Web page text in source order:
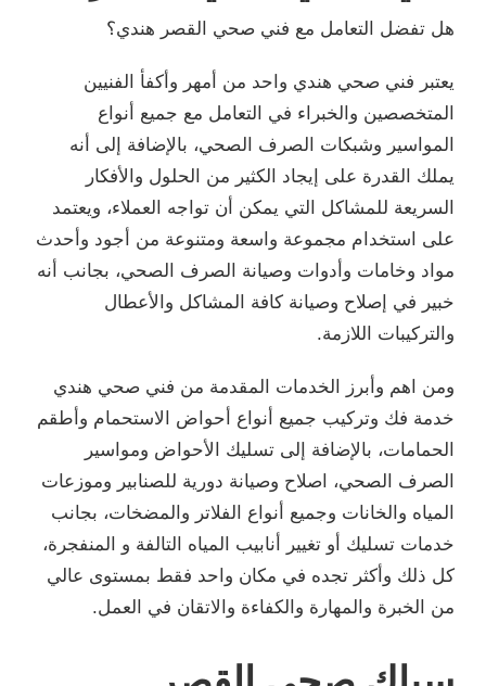
هل تفضل التعامل مع فني صحي القصر هندي؟
يعتبر فني صحي هندي واحد من أمهر وأكفأ الفنيين
المتخصصين والخبراء في التعامل مع جميع أنواع
المواسير وشبكات الصرف الصحي، بالإضافة إلى أنه
يملك القدرة على إيجاد الكثير من الحلول والأفكار
السريعة للمشاكل التي يمكن أن تواجه العملاء، ويعتمد
على استخدام مجموعة واسعة ومتنوعة من أجود وأحدث
مواد وخامات وأدوات وصيانة الصرف الصحي، بجانب أنه
خبير في إصلاح وصيانة كافة المشاكل والأعطال
والتركيبات اللازمة.
ومن اهم وأبرز الخدمات المقدمة من فني صحي هندي
خدمة فك وتركيب جميع أنواع أحواض الاستحمام وأطقم
الحمامات، بالإضافة إلى تسليك الأحواض ومواسير
الصرف الصحي، اصلاح وصيانة دورية للصنابير وموزعات
المياه والخانات وجميع أنواع الفلاتر والمضخات، بجانب
خدمات تسليك أو تغيير أنابيب المياه التالفة و المنفجرة،
كل ذلك وأكثر تجده في مكان واحد فقط بمستوى عالي
من الخبرة والمهارة والكفاءة والاتقان في العمل.